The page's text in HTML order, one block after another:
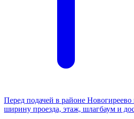
Перед подачей в районе Новогиреево
ширину проезда, этаж, шлагбаум и